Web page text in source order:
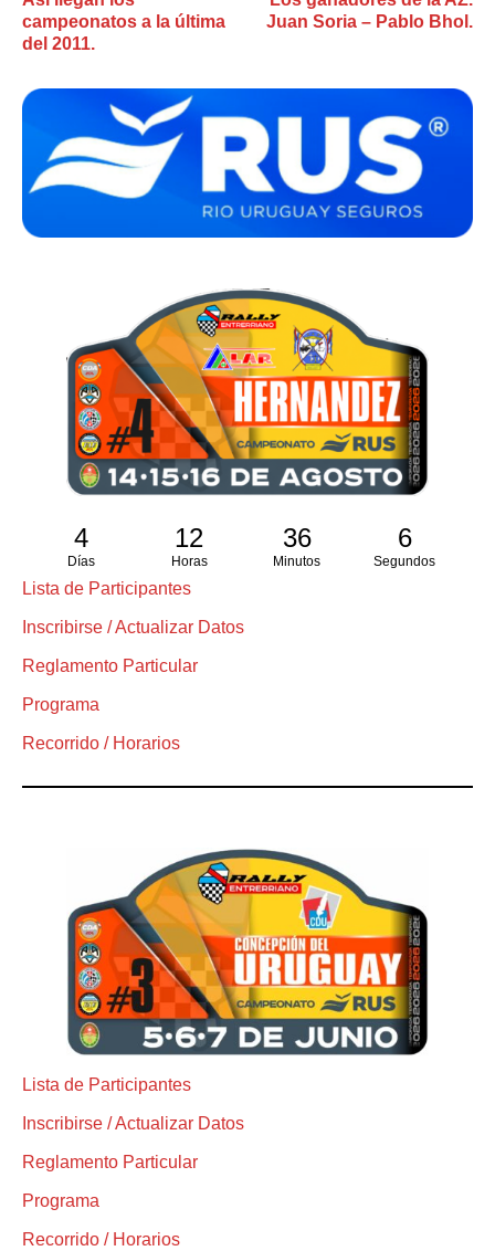
campeonatos a la última
del 2011.
Juan Soria – Pablo Bhol.
4
Días
12
Horas
36
Minutos
5
Segundos
Lista de Participantes
Inscribirse / Actualizar Datos
Reglamento Particular
Programa
Recorrido / Horarios
Lista de Participantes
Inscribirse / Actualizar Datos
Reglamento Particular
Programa
Recorrido / Horarios